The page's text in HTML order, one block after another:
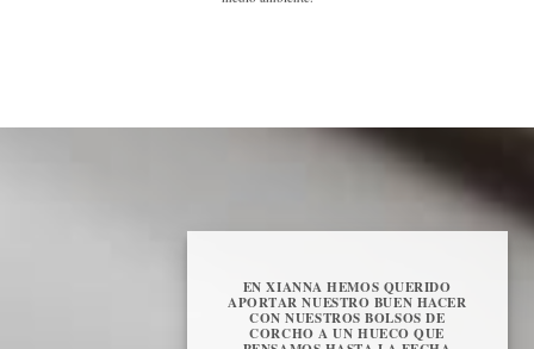
EN XIANNA HEMOS QUERIDO
APORTAR NUESTRO BUEN HACER
CON NUESTROS BOLSOS DE
CORCHO A UN HUECO QUE